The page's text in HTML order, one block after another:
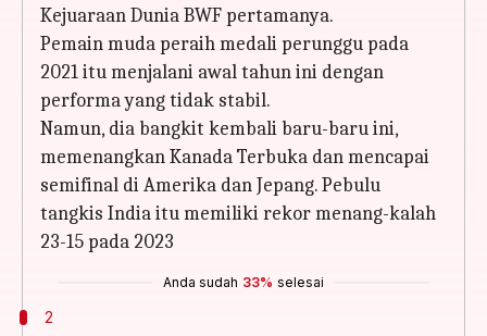
Kejuaraan Dunia BWF pertamanya.
Pemain muda peraih medali perunggu pada
2021 itu menjalani awal tahun ini dengan
performa yang tidak stabil.
Namun, dia bangkit kembali baru-baru ini,
memenangkan Kanada Terbuka dan mencapai
semifinal di Amerika dan Jepang. Pebulu
tangkis India itu memiliki rekor menang-kalah
23-15 pada 2023
Anda sudah 33% selesai
2